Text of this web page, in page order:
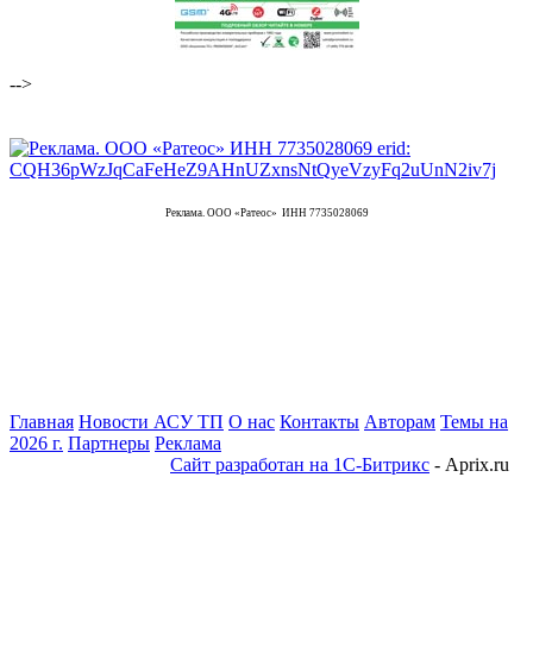
-->
Реклама. ООО «Ратеос» ИНН 7735028069
Главная Новости АСУ ТП О нас Контакты Авторам Темы на
2026 г. Партнеры Реклама
Сайт разработан на 1С-Битрикс - Aprix.ru